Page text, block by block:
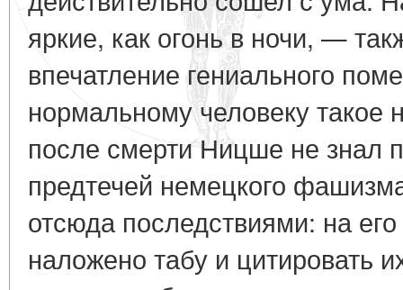
яркие, как огонь в ночи, —
впечатление гениального
нормальному человеку такое
после смерти Ницше не знал
предтечей немецкого
отсюда последствиями: на
наложено табу и цитировать